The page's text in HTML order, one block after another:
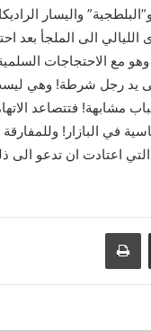
واليسار
الى الملجأ بعد
مع الاحتجاجات
يد رجل شرطة! وهي ليست
مشابهة! فتتصاعد
في البازار! وللمفارقة
اعتادت ان تدعو الى